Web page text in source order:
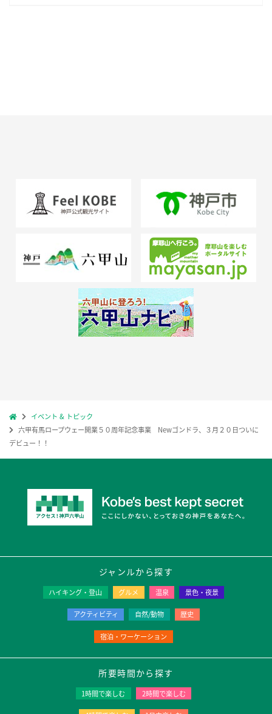
イベント & トピック
六甲有馬ロープウェー開業５０周年記念事業 Newゴンドラ、３月２０日ついに
デビュー！！
ジャンルから探す
ハイキング・登山 グルメ 温泉 景色・夜景
アクティビティ 自然/動物 歴史
宿泊・ワーケーション
所要時間から探す
1時間で楽しむ 2時間で楽しむ